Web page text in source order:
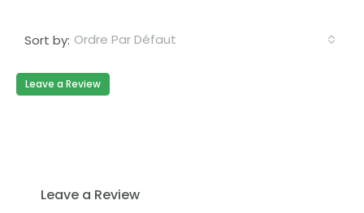
Sort by: Ordre Par Défaut
Leave a Review
Leave a Review